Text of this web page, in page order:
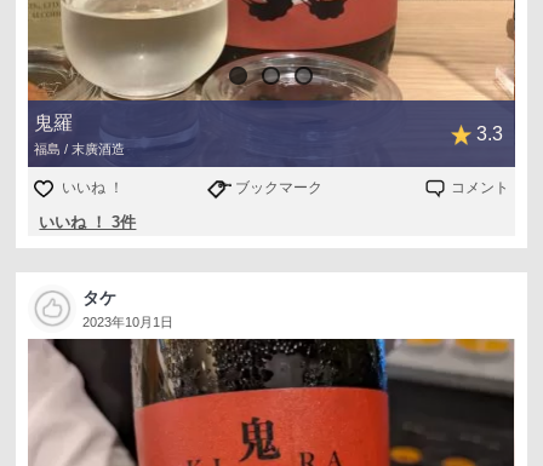
鬼羅
福島 / 末廣酒造
3.3
いいね ！ ブックマーク コメント
いいね ！ 3件
タケ
2023年10月1日